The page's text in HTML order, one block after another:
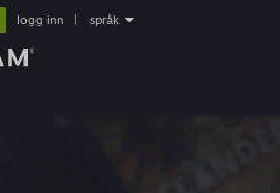
logg inn språk